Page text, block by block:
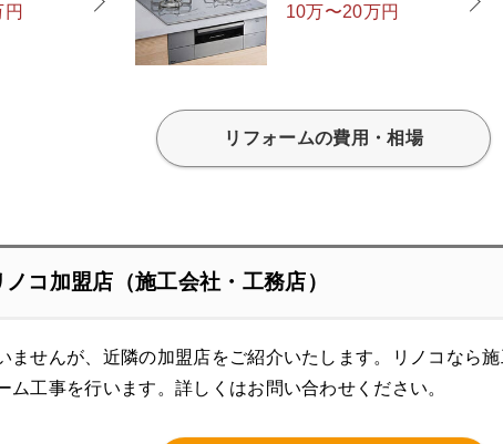
10万〜20万円
リフォームの費用・相場
コ加盟店（施工会社・工務店）
ませんが、近隣の加盟店をご紹介いたします。リノコなら
ム工事を行います。 詳しくはお問い合わせください。